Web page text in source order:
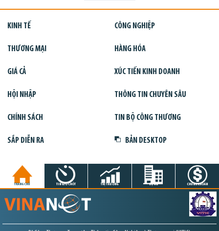
KINH TẾ CÔNG NGHIỆP
THƯƠNG MẠI HÀNG HÓA
GIÁ CẢ XÚC TIẾN KINH DOANH
HỘI NHẬP THÔNG TIN CHUYÊN SÂU
CHÍNH SÁCH TIN BỘ CÔNG THƯƠNG
SẮP DIỄN RA BẢN DESKTOP
TRANG CHỦ TIN GIỜ CHÓT THỊ TRƯỜNG DỰ ÁN CHỨNG KHOÁN